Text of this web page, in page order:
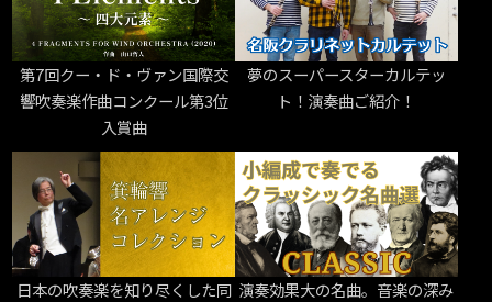
第7回クー・ド・ヴァン国際交
響吹奏楽作曲コンクール第3位
入賞曲
夢のスーパースターカルテッ
ト！演奏曲ご紹介！
日本の吹奏楽を知り尽くした同 演奏効果大の名曲。音楽の深み